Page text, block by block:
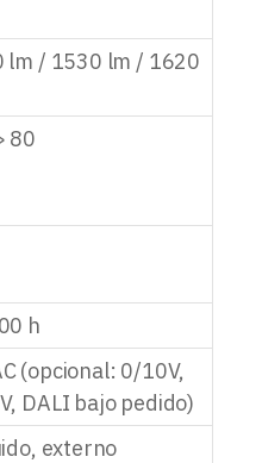
lm / 1530 lm / 1620
80
h
(opcional: 0/10V,
DALI bajo pedido)
externo